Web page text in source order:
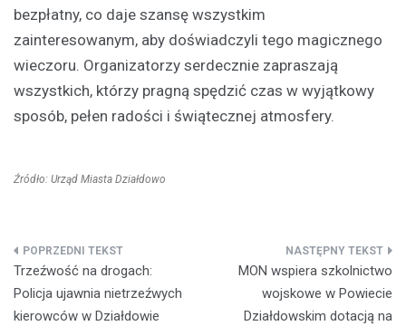
bezpłatny, co daje szansę wszystkim
zainteresowanym, aby doświadczyli tego magicznego
wieczoru. Organizatorzy serdecznie zapraszają
wszystkich, którzy pragną spędzić czas w wyjątkowy
sposób, pełen radości i świątecznej atmosfery.
Źródło: Urząd Miasta Działdowo
Nawigacja
wpisu
Trzeźwość na drogach:
Policja ujawnia nietrzeźwych
kierowców w Działdowie
MON wspiera szkolnictwo
wojskowe w Powiecie
Działdowskim dotacją na